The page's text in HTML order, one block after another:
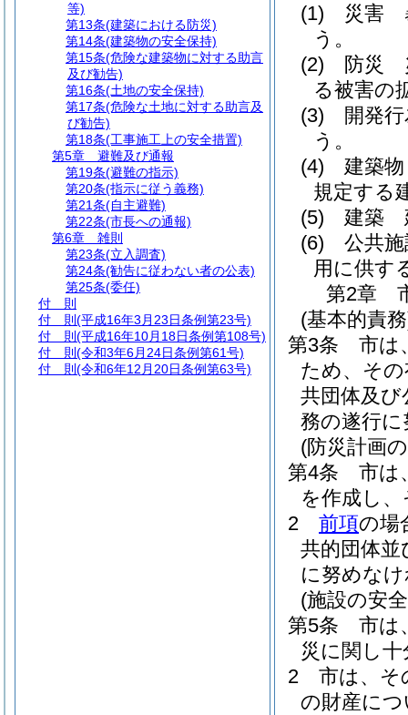
(1)
災害
う。
(2)
防災
る被害の
(3)
開発
う。
(4)
建築
規定する
(5)
建築
(6)
公共
用に供す
第2章
(基本的責
第3条
市は
ため、そ
共団体及
務の遂行
(防災計画
第4条
市は
を作成し
2
前項の場
共的団体
に努めな
(施設の安
第5条
市は
災に関し
2
市は、そ
の財産に
等)
第13条(建築における防災)
第14条(建築物の安全保持)
第15条(危険な建築物に対する助言
及び勧告)
第16条(土地の安全保持)
第17条(危険な土地に対する助言及
び勧告)
第18条(工事施工上の安全措置)
第5章
避難及び通報
第19条(避難の指示)
第20条(指示に従う義務)
第21条(自主避難)
第22条(市長への通報)
第6章
雑則
第23条(立入調査)
第24条(勧告に従わない者の公表)
第25条(委任)
付 則
付 則 (平成16年3月23日条例第23号)
付 則 (平成16年10月18日条例第108号)
付 則 (令和3年6月24日条例第61号)
付 則 (令和6年12月20日条例第63号)